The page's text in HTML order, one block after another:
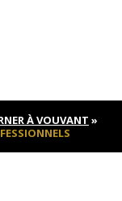
À VOUVANT »